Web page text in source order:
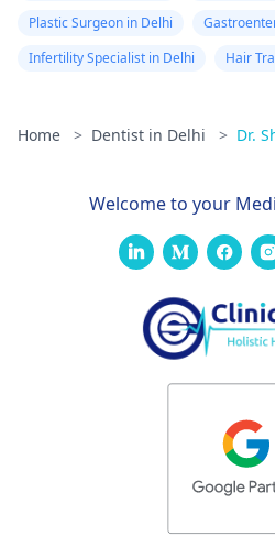
Plastic Surgeon in Delhi
Infertility Specialist in Delhi
Hair
Home > Dentist in Delhi > Dr.
Welcome to your